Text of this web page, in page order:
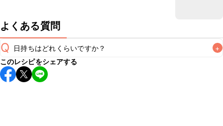
よくある質問
Q 日持ちはどれくらいですか？ +
保存期間は冷蔵で当日中が目安です。なるべくお早めにお召
し上がりください。
このレシピをシェアする